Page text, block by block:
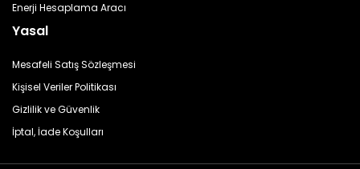
Enerji Hesaplama Aracı
Yasal
Mesafeli Satış Sözleşmesi
Kişisel Veriler Politikası
Gizlilik ve Güvenlik
İptal, İade Koşulları